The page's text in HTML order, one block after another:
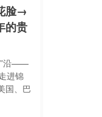
脸→
的贵
”沿——
进锦
国、巴